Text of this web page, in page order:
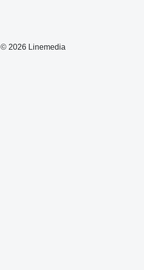
© 2026 Linemedia